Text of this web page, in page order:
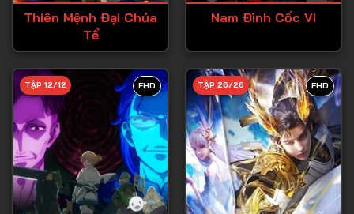
Tập 26
Tập 29
Tập 30
Tập 31
Tập 32
Tập 33
Thiên Mệnh Đại Chúa
Tể
Nam Đình Cốc Vi
FHD
TẬP 12/12 FHD
TẬP 26/26